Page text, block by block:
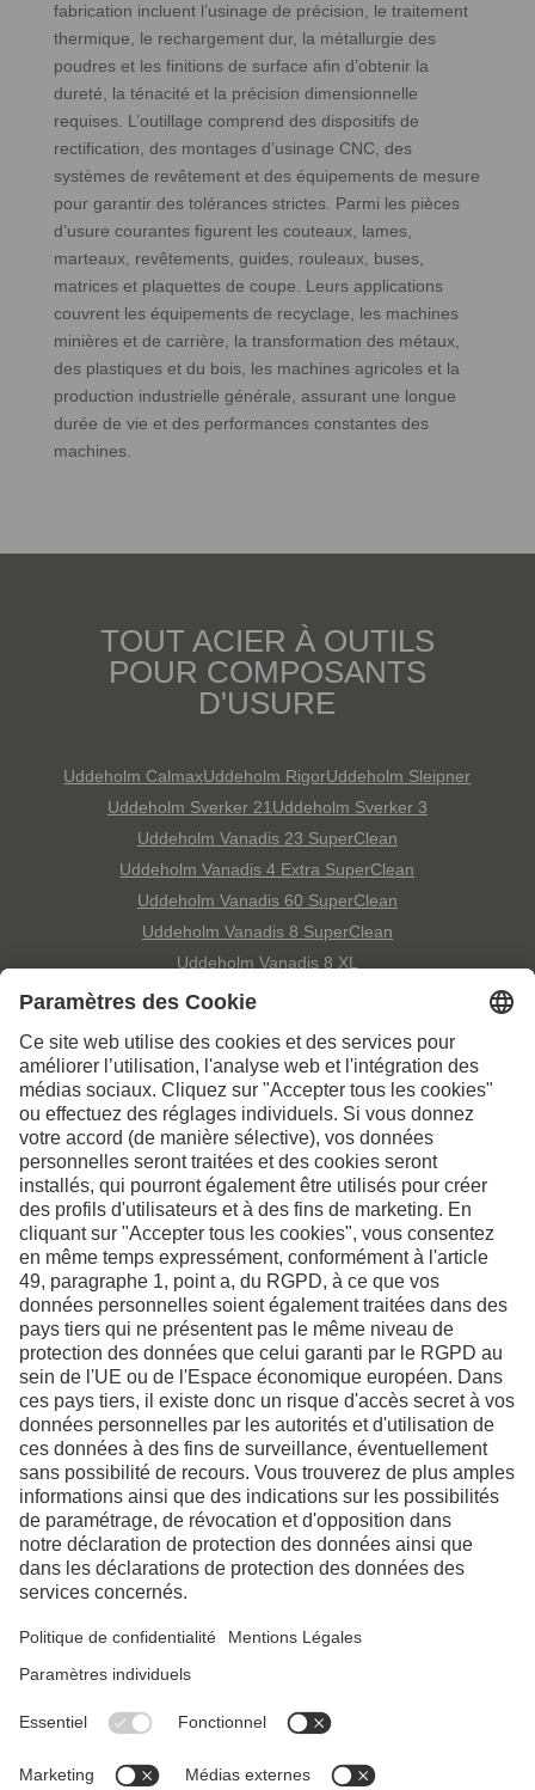
fabrication incluent l’usinage de précision, le traitement
thermique, le rechargement dur, la métallurgie des
poudres et les finitions de surface afin d’obtenir la
dureté, la ténacité et la précision dimensionnelle
requises. L’outillage comprend des dispositifs de
rectification, des montages d’usinage CNC, des
systèmes de revêtement et des équipements de mesure
pour garantir des tolérances strictes. Parmi les pièces
d’usure courantes figurent les couteaux, lames,
marteaux, revêtements, guides, rouleaux, buses,
matrices et plaquettes de coupe. Leurs applications
couvrent les équipements de recyclage, les machines
minières et de carrière, la transformation des métaux,
des plastiques et du bois, les machines agricoles et la
production industrielle générale, assurant une longue
durée de vie et des performances constantes des
machines.
TOUT ACIER À OUTILS
POUR COMPOSANTS
D'USURE
Uddeholm CalmaxUddeholm RigorUddeholm Sleipner
Uddeholm Sverker 21 Uddeholm Sverker 3
Uddeholm Vanadis 23 SuperClean
Uddeholm Vanadis 4 Extra SuperClean
Uddeholm Vanadis 60 SuperClean
Uddeholm Vanadis 8 SuperClean
Uddeholm Vanadis 8 XL
Contactez-nous pour de
plus amples informations
Contact
Facebook
Instagram